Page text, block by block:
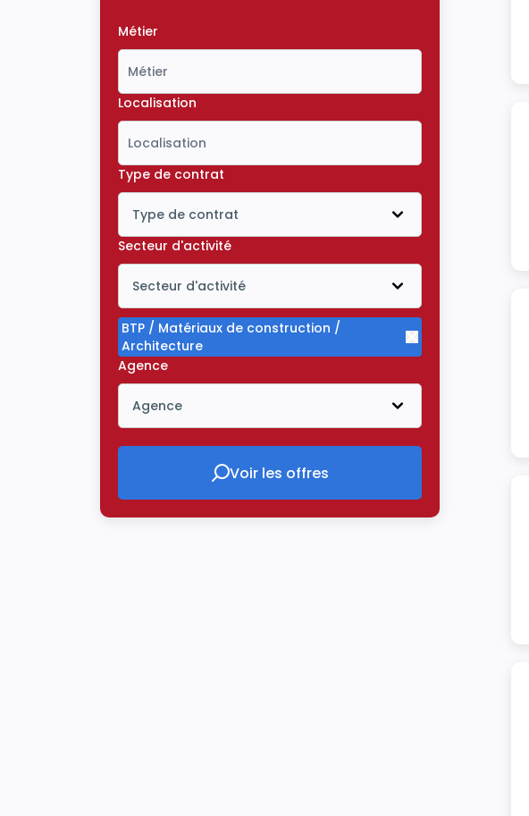
Métier
Localisation
Type de contrat
Type de contrat
Icône ouvrir la liste déroulante
Secteur d'activité
Secteur d'activité
Icône ouvrir la liste déroulante
BTP / Matériaux de construction /
Architecture
Supprimer le
Agence
Agence
Icône ouvrir la liste déroulante
Voir les offres
Voir les offres